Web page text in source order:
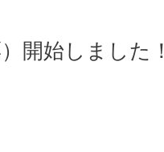
開始しました！